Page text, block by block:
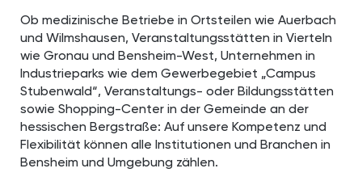
Ob medizinische Betriebe in Ortsteilen wie Auerbach
und Wilmshausen, Veranstaltungsstätten in Vierteln
wie Gronau und Bensheim-West, Unternehmen in
Industrieparks wie dem Gewerbegebiet „Campus
Stubenwald“, Veranstaltungs- oder Bildungsstätten
sowie Shopping-Center in der Gemeinde an der
hessischen Bergstraße: Auf unsere Kompetenz und
Flexibilität können alle Institutionen und Branchen in
Bensheim und Umgebung zählen.